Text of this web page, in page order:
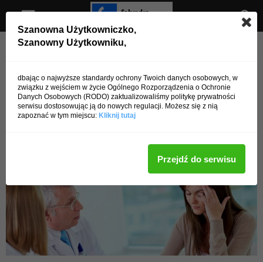
Strona główna Zdrowie Choroby
Wczesna diagnoza kluczem do
opanowania cukrzycy
Szanowna Użytkowniczko,
Szanowny Użytkowniku,
dbając o najwyższe standardy ochrony Twoich danych osobowych, w
związku z wejściem w życie Ogólnego Rozporządzenia o Ochronie
Danych Osobowych (RODO) zaktualizowaliśmy politykę prywatności
serwisu dostosowując ją do nowych regulacji. Możesz się z nią
zapoznać w tym miejscu: Kliknij tutaj
Przejdź do serwisu